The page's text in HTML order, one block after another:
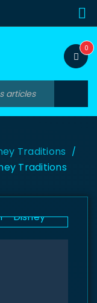
0
Traditions /
Traditions